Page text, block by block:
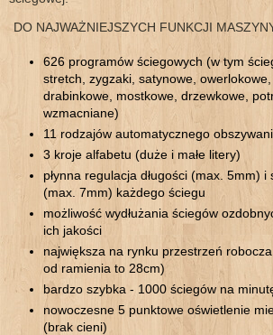
DO NAJWAŻNIEJSZYCH FUNKCJI
626 programów ściegowych (w tym
stretch, zygzaki, satynowe, owerlokowe,
drabinkowe, mostkowe, drzewkowe,
wzmacniane)
11 rodzajów automatycznego
3 kroje alfabetu (duże i małe litery)
płynna regulacja długości (max. 5mm) i
(max. 7mm) każdego ściegu
możliwość wydłużania ściegów
ich jakości
największa na rynku przestrzeń robocza
od ramienia to 28cm)
bardzo szybka - 1000 ściegów na
nowoczesne 5 punktowe oświetlenie
(brak cieni)